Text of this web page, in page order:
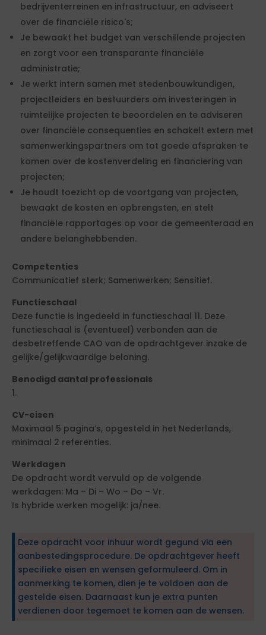
bedrijventerreinen en infrastructuur, en adviseert
over de financiële risico's;
Je bewaakt het budget van verschillende projecten
en zorgt voor een transparante financiële
administratie;
Je werkt intern samen met stedenbouwkundigen,
projectleiders en bestuurders om investeringen in
ruimtelijke projecten te beoordelen en te adviseren
over financiële consequenties en schakelt extern met
samenwerkingspartners om tot goede afspraken te
komen over de kostenverdeling en financiering van
projecten;
Je houdt toezicht op de voortgang van projecten,
bewaakt de kosten en opbrengsten, en stelt
financiële rapportages op voor de gemeenteraad en
andere belanghebbenden.
Competenties
Communicatief sterk; Samenwerken; Sensitief.
Functieschaal
Deze functie is ingedeeld in functieschaal 11. Deze
functieschaal is (eventueel) verbonden aan de
desbetreffende CAO van de opdrachtgever inzake de
gelijke/gelijkwaardige beloning.
Benodigd aantal professionals
1.
CV-eisen
Maximaal 5 pagina’s, opgesteld in het Nederlands,
minimaal 2 referenties.
Werkdagen
De opdracht wordt vervuld op de volgende
werkdagen: Ma – Di – Wo – Do – Vr.
Is hybride werken mogelijk: ja/nee.
Deze opdracht voor inhuur wordt gegund via een
aanbestedingsprocedure. De opdrachtgever heeft
specifieke eisen en wensen geformuleerd. Om in
aanmerking te komen, dien je te voldoen aan de
gestelde eisen. Daarnaast kun je extra punten
verdienen door tegemoet te komen aan de wensen.